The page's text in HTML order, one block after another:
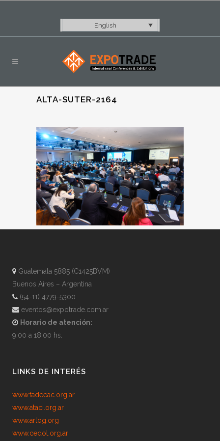
English
ALTA-SUTER-2164
Guatemala 5885 (C1425BVM)
Buenos Aires – Argentina
(54-11) 4779-5300
eventos@expotrade.com.ar
Horario de atención:
9:00 a 18:00 hs.
LINKS DE INTERÉS
www.fadeeac.org.ar
www.ataci.org.ar
www.arlog.org
www.cedol.org.ar